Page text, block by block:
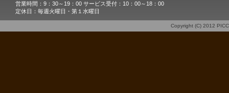
営業時間：9：30～19：00 サービス受付：10：00～18：00
定休日：毎週火曜日・第１水曜日
Copyright (C) 2012